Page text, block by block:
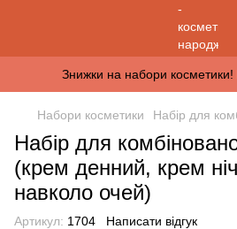
Знижки на набори косметики!
Набори косметики Набір для
Набір для
(крем денний, крем
навколо очей)
Артикул: 1704 Написати відгук